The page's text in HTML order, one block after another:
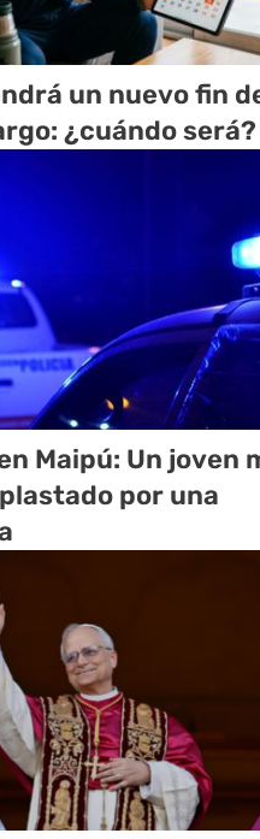
un nuevo fin
¿cuándo será?
Maipú: Un joven
por una